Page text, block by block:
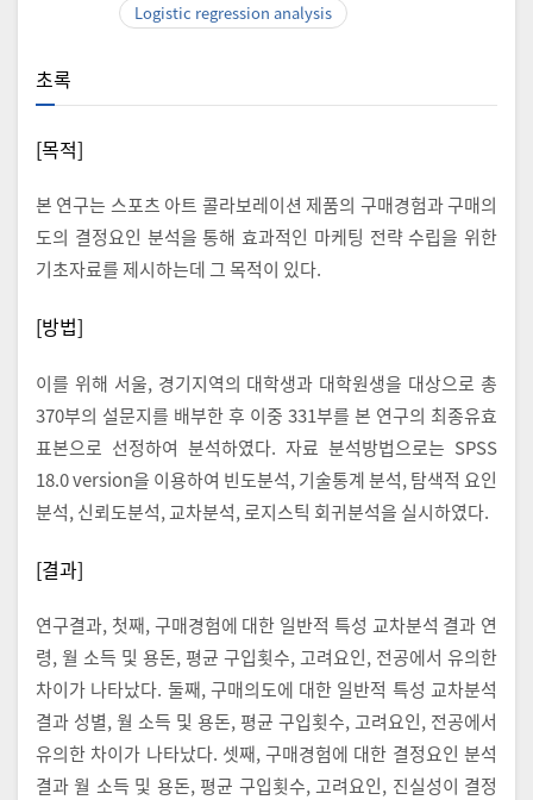
Logistic regression analysis
초록
[목적]
본 연구는 스포츠 아트 콜라보레이션 제품의 구매경험과 구매의
도의 결정요인 분석을 통해 효과적인 마케팅 전략 수립을 위한
기초자료를 제시하는데 그 목적이 있다.
[방법]
이를 위해 서울, 경기지역의 대학생과 대학원생을 대상으로 총
370부의 설문지를 배부한 후 이중 331부를 본 연구의 최종유효
표본으로 선정하여 분석하였다. 자료 분석방법으로는 SPSS
18.0 version을 이용하여 빈도분석, 기술통계 분석, 탐색적 요인
분석, 신뢰도분석, 교차분석, 로지스틱 회귀분석을 실시하였다.
[결과]
연구결과, 첫째, 구매경험에 대한 일반적 특성 교차분석 결과 연
령, 월 소득 및 용돈, 평균 구입횟수, 고려요인, 전공에서 유의한
차이가 나타났다. 둘째, 구매의도에 대한 일반적 특성 교차분석
결과 성별, 월 소득 및 용돈, 평균 구입횟수, 고려요인, 전공에서
유의한 차이가 나타났다. 셋째, 구매경험에 대한 결정요인 분석
결과 월 소득 및 용돈, 평균 구입횟수, 고려요인, 진실성이 결정